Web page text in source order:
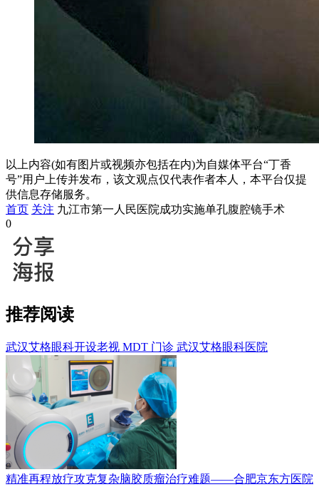
以上内容(如有图片或视频亦包括在内)为自媒体平台“丁香
号”用户上传并发布，该文观点仅代表作者本人，本平台仅提
供信息存储服务。
首页 关注 九江市第一人民医院成功实施单孔腹腔镜手术
0
推荐阅读
武汉艾格眼科开设老视 MDT 门诊 武汉艾格眼科医院
精准再程放疗攻克复杂脑胶质瘤治疗难题——合肥京东方医院